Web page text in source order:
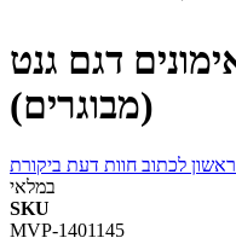
דגם גנט
(מבוגרים)
לכתוב חוות דעת ביקורת
במלאי
SKU
MVP-1401145